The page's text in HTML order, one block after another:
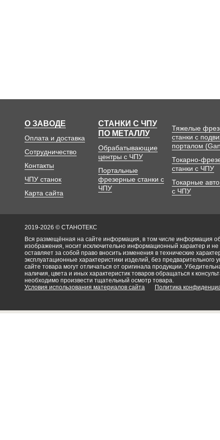
О ЗАВОДЕ
Оплата и доставка
Сотрудничество
Контакты
ЧПУ станок
Карта сайта
СТАНКИ С ЧПУ
ПО МЕТАЛЛУ
Обрабатывающие
центры с ЧПУ
Портальные
фрезерные станки с
ЧПУ
Тяжелые
станки с
порталом
Токарно-
станки с ЧПУ
Токарные
с ЧПУ
2019-2026 © СТАНОТЕКС
Вся размещённая на сайте информация, в том числе информация об
изображения, носит исключительно информационный характер и
оставляет за собой право вносить изменения в технические
эксплуатационные характеристики изделий, без
сайте товара могут отличаться от оригинала продукции.
наличия, цвета и иных характеристик товаров обращаться к
необходимо произвести тщательный осмотр товара.
Условия использования материалов сайта
Политика